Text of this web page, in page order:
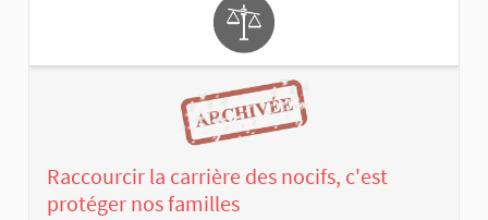
Raccourcir la carrière des nocifs, c'est
protéger nos familles